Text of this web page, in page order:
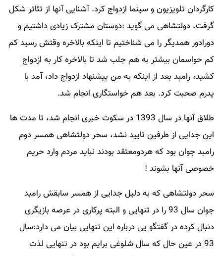
کارگردان تلویزیون و سینما ازدواج کرد. آشنایی آنها از تئاتر شکل
گرفت، دولتشاهی می گوید :دوستان مشترک زیادی داشتیم و
دورادور همدیگر را می شناختیم تا اینکه بالاخره وقتش رسید کم
کم حواسمان بیشتر به هم جلب شد تا بالاخره کار به ازدواج
کشید، رامبد بعد از اینکه به من پیشنهاد ازدواج داد، آمد با
پدرم صحبت کرد. بعد هم خواستگاری انجام شد.
طلاق آنها در سال 1393 در سکوت خبری انجام شد، تا مدت ها
این جدایی از طرفین تایید نشد، سحر دولتشاهی همسر دوم
رامبد جوان بود که هردومعتقد بودند نباید مردم وارد حریم
خصوصی آنها بشوند !
سحر دولتشاهی که به دلیل جدایی از همسر سابقش رامبد
جوان سال 93 را در تنهایی و البته پرکاری در عرصه بازیگری
دنبال کرده در گفتگو یی درباره این تنهایی بیان می دارد:سال
93 در عین حال که سال شلوغی برایم بود در تنهایی لذت